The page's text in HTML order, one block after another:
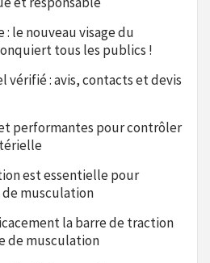
le nouveau visage du
tous les publics !
vérifié : avis, contacts et devis
performantes pour contrôler
est essentielle pour
de musculation
la barre de traction
de musculation